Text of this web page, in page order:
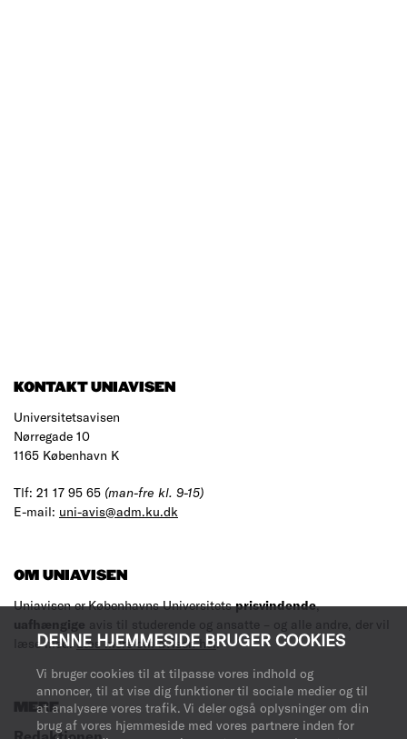
DENNE HJEMMESIDE BRUGER COOKIES
Vi bruger cookies til at tilpasse vores indhold og
annoncer, til at vise dig funktioner til sociale medier og til
at analysere vores trafik. Vi deler også oplysninger om din
brug af vores hjemmeside med vores partnere inden for
KONTAKT UNIAVISEN
Universitetsavisen
Nørregade 10
1165 København K
Tlf: 21 17 95 65 (man-fre kl. 9-15)
E-mail: uni-avis@adm.ku.dk
OM UNIAVISEN
Uniavisen er Københavns Universitetsprisvindende,
uafhængige avis til studerende og ansatte – og alle andre, der vil
læse med.Læs mere om avisen her.
MERE